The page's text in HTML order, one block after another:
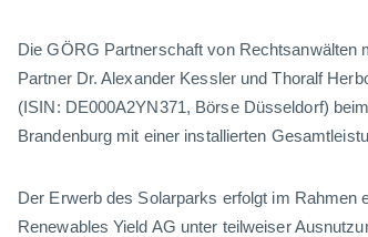
Die GÖRG Partnerschaft von Rechtsanwälten
Partner Dr. Alexander Kessler und Thoralf
(ISIN: DE000A2YN371, Börse Düsseldorf)
Brandenburg mit einer installierten
Der Erwerb des Solarparks erfolgt im Rahmen
Renewables Yield AG unter teilweiser